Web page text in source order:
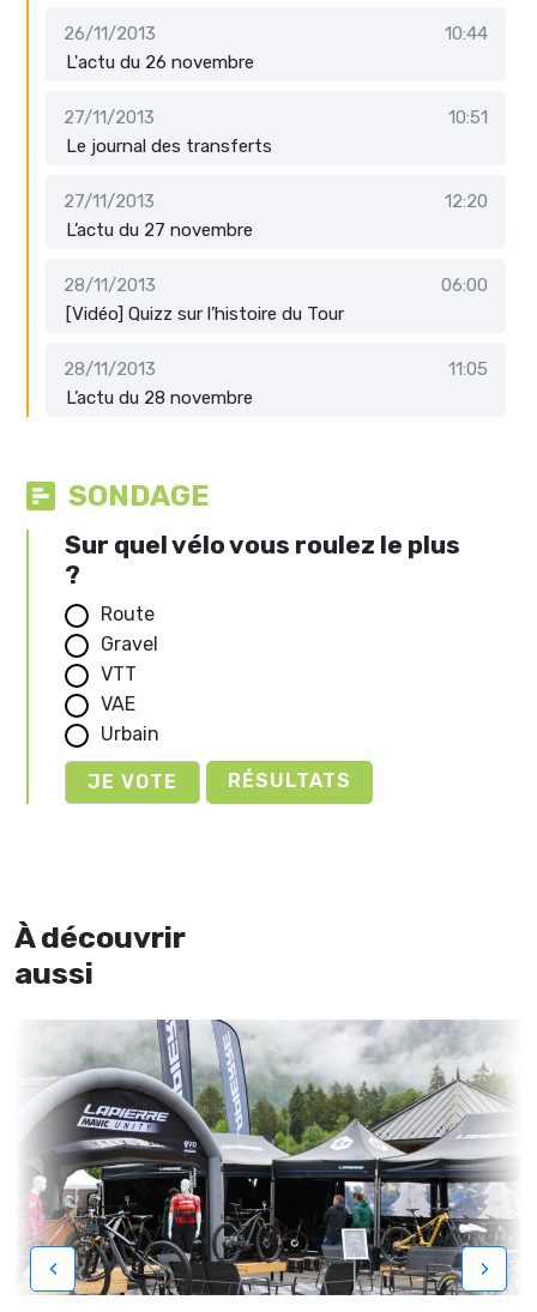
26/11/2013
10:44
L'actu du 26 novembre
27/11/2013
10:51
Le journal des transferts
27/11/2013
12:20
L’actu du 27 novembre
28/11/2013
06:00
[Vidéo] Quizz sur l’histoire du Tour
28/11/2013
11:05
L’actu du 28 novembre
SONDAGE
Sur quel vélo vous roulez le plus
?
Route
Gravel
VTT
VAE
Urbain
RÉSULTATS
À découvrir
aussi
‹ ›